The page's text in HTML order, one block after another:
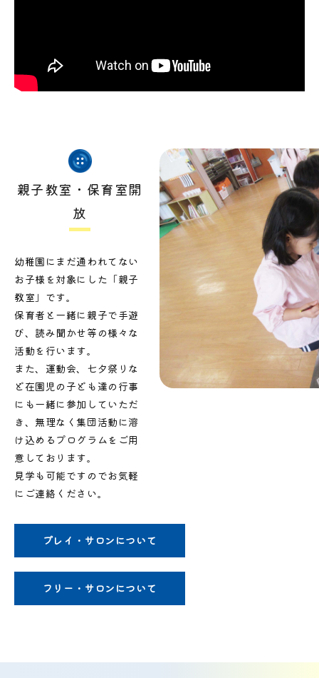
親子教室・保育室開
放
幼稚園にまだ通われてない
お子様を対象にした「親子
教室」です。
保育者と一緒に親子で手遊
び、読み聞かせ等の様々な
活動を行います。
また、運動会、七夕祭りな
ど在園児の子ども達の行事
にも一緒に参加していただ
き、無理なく集団活動に溶
け込めるプログラムをご用
意しております。
見学も可能ですのでお気軽
にご連絡ください。
プレイ・サロンについて
フリー・サロンについて